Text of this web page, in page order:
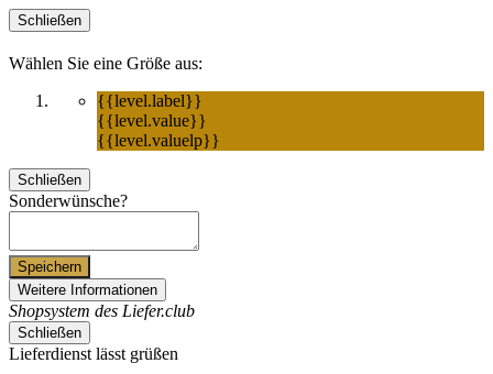
Schließen
Wählen Sie eine Größe aus:
{{level.label}}
{{level.value}}
{{level.valuelp}}
Schließen
Sonderwünsche?
Speichern
Weitere Informationen
Shopsystem des Liefer.club
Schließen
Lieferdienst lässt grüßen